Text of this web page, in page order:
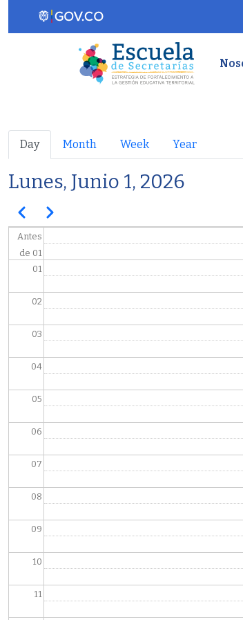
Pasar al contenido principal
Primary tabs
Day Month Week Year
Lunes, Junio 1, 2026
Paginación
AnteriorSiguiente
Antes
de 01
01
02
03
04
05
06
07
08
09
10
11